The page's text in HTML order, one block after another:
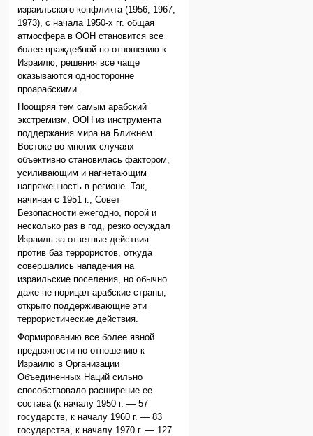
израильского конфликта (1956, 1967,
1973), с начала 1950-х гг. общая
атмосфера в ООН становится все
более враждебной по отношению к
Израилю, решения все чаще
оказываются односторонне
проарабскими.
Поощряя тем самым арабский
экстремизм, ООН из инструмента
поддержания мира на Ближнем
Востоке во многих случаях
объективно становилась фактором,
усиливающим и нагнетающим
напряженность в регионе. Так,
начиная с 1951 г., Совет
Безопасности ежегодно, порой и
несколько раз в год, резко осуждал
Израиль за ответные действия
против баз террористов, откуда
совершались нападения на
израильские поселения, но обычно
даже не порицал арабские страны,
открыто поддерживающие эти
террористические действия.
Формированию все более явной
предвзятости по отношению к
Израилю в Организации
Объединенных Наций сильно
способствовало расширение ее
состава (к началу 1950 г. — 57
государств, к началу 1960 г. — 83
государства, к началу 1970 г. — 127